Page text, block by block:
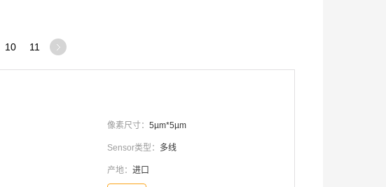
10 11
像素尺寸： 5µm*5µm
Sensor类型： 多线
产地： 进口